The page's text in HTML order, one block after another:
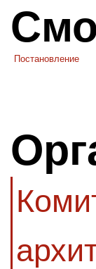
Постановление